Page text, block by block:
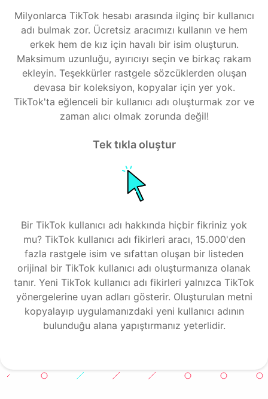
Milyonlarca TikTok hesabı arasında ilginç bir kullanıcı
adı bulmak zor. Ücretsiz aracımızı kullanın ve hem
erkek hem de kız için havalı bir isim oluşturun.
Maksimum uzunluğu, ayırıcıyı seçin ve birkaç rakam
ekleyin. Teşekkürler rastgele sözcüklerden oluşan
devasa bir koleksiyon, kopyalar için yer yok.
TikTok'ta eğlenceli bir kullanıcı adı oluşturmak zor ve
zaman alıcı olmak zorunda değil!
Tek tıkla oluştur
Bir TikTok kullanıcı adı hakkında hiçbir fikriniz yok
mu? TikTok kullanıcı adı fikirleri aracı, 15.000'den
fazla rastgele isim ve sıfattan oluşan bir listeden
orijinal bir TikTok kullanıcı adı oluşturmanıza olanak
tanır. Yeni TikTok kullanıcı adı fikirleri yalnızca TikTok
yönergelerine uyan adları gösterir. Oluşturulan metni
kopyalayıp uygulamanızdaki yeni kullanıcı adının
bulunduğu alana yapıştırmanız yeterlidir.